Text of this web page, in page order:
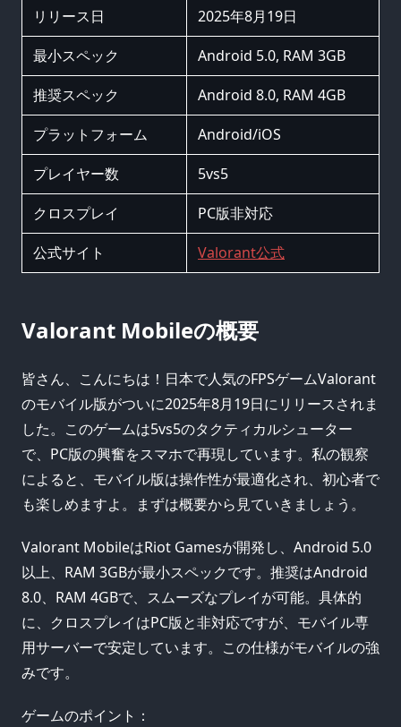
リリース日
2025年8月19日
最小スペック
Android 5.0, RAM 3GB
推奨スペック
Android 8.0, RAM 4GB
プラットフォーム
Android/iOS
プレイヤー数
5vs5
クロスプレイ
PC版非対応
公式サイト
Valorant公式
Valorant Mobileの概要
皆さん、こんにちは！日本で人気のFPSゲームValorant
のモバイル版がついに2025年8月19日にリリースされま
した。このゲームは5vs5のタクティカルシューター
で、PC版の興奮をスマホで再現しています。私の観察
によると、モバイル版は操作性が最適化され、初心者で
も楽しめますよ。まずは概要から見ていきましょう。
Valorant MobileはRiot Gamesが開発し、Android 5.0
以上、RAM 3GBが最小スペックです。推奨はAndroid
8.0、RAM 4GBで、スムーズなプレイが可能。具体的
に、クロスプレイはPC版と非対応ですが、モバイル専
用サーバーで安定しています。この仕様がモバイルの強
みです。
ゲームのポイント：